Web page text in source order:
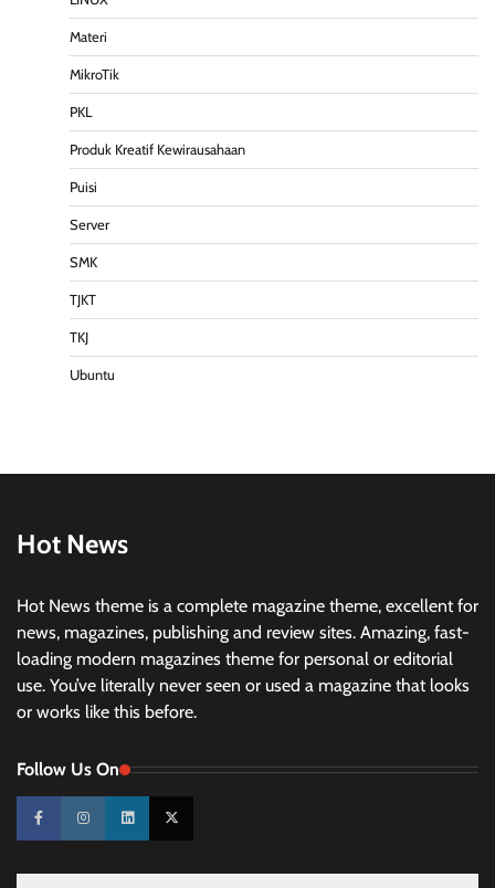
Materi
MikroTik
PKL
Produk Kreatif Kewirausahaan
Puisi
Server
SMK
TJKT
TKJ
Ubuntu
Hot News
Hot News theme is a complete magazine theme, excellent for
news, magazines, publishing and review sites. Amazing, fast-
loading modern magazines theme for personal or editorial
use. You’ve literally never seen or used a magazine that looks
or works like this before.
Follow Us On